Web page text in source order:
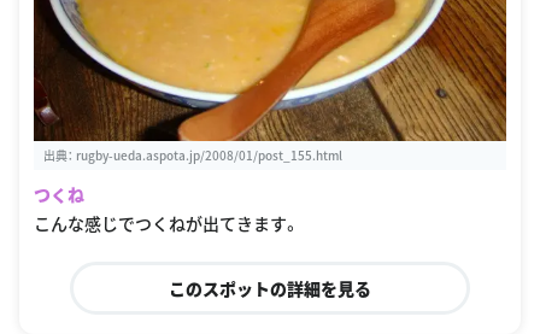
出典： rugby-ueda.aspota.jp/2008/01/post_155.html
つくね
こんな感じでつくねが出てきます。
このスポットの詳細を見る